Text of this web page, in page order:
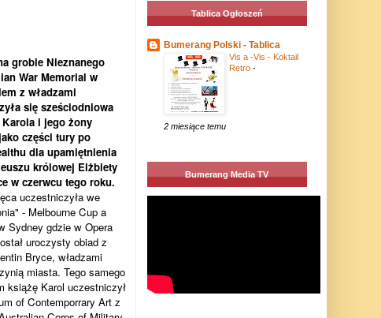
grobie Nieznanego
War Memorial w
z władzami
się sześciodniowa
i jego żony
części tury po
dla upamiętnienia
królowej Elżbiety
w czerwcu tego roku.
uczestniczyła we
- Melbourne Cup a
Sydney gdzie w Opera
uroczysty obiad z
Bryce, władzami
miasta. Tego samego
książę Karol uczestniczył
of Contemporrary Art z
Tablica Ogłoszeń
Bumerang Polski - Tablica
Vis a -Vis - Koktail
Retro -
2 miesiące temu
Bumerang Media TV